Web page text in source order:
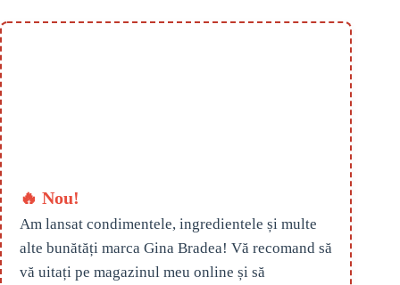
🔥 Nou!
Am lansat condimentele, ingredientele și multe
alte bunătăți marca Gina Bradea! Vă recomand să
vă uitați pe magazinul meu online și să